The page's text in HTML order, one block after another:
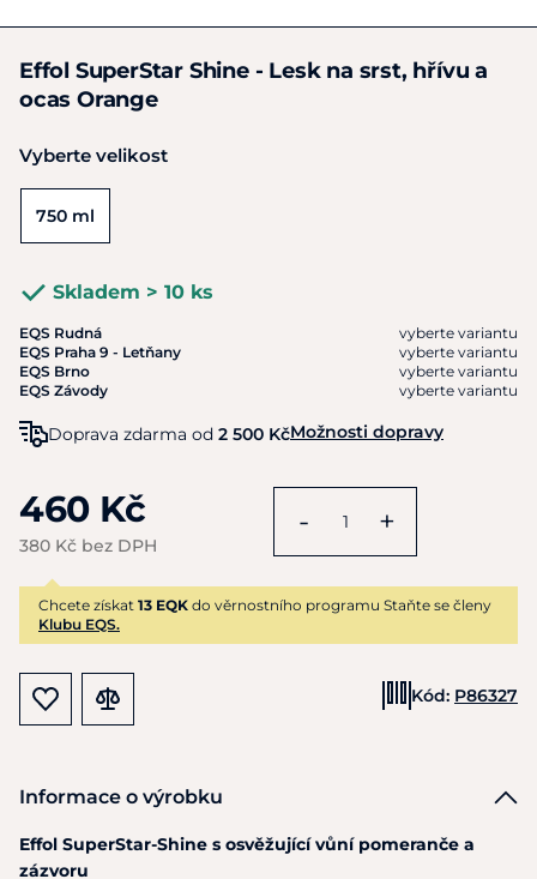
Effol SuperStar Shine - Lesk na srst, hřívu a
ocas Orange
Vyberte velikost
750 ml
Skladem > 10 ks
EQS Rudná
vyberte variantu
EQS Praha 9 - Letňany
vyberte variantu
EQS Brno
vyberte variantu
EQS Závody
vyberte variantu
Doprava zdarma od 2 500 KčMožnosti dopravy
460 Kč
380 Kč bez DPH
- +
Chcete získat 13 EQK do věrnostního programu Staňte se členy
Klubu EQS.
Kód: P86327
Informace o výrobku
Effol SuperStar-Shine s osvěžující vůní pomeranče a
zázvoru